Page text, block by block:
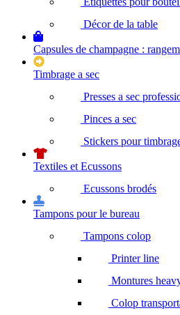
Décor de la table
Capsules de champagne :
Timbrage a sec
Presses a sec
Pinces a sec
Stickers pour
Textiles et Ecussons
Ecussons brodés
Tampons pour le bureau
Tampons colop
Printer line
Montures
Colop